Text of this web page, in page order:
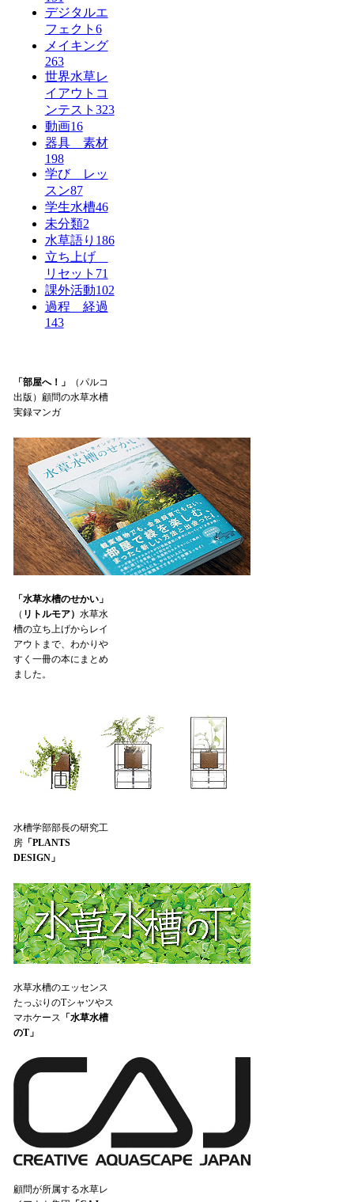
デジタルエ
フェクト 6
メイキング
263
世界水草レ
イアウトコ
ンテスト 323
動画16
器具 素材
198
学び レッ
スン87
学生水槽46
未分類2
水草語り 186
立ち上げ
リセット 71
課外活動102
過程 経過
143
「部屋へ！」
（パルコ
出版）顧問の水草水槽
実録マンガ
「水草水槽のせかい」
（ リトルモア） 水草水
槽の立ち上げからレイ
アウトまで、わかりや
すく一冊の本にまとめ
ました。
水槽学部部長の研究工
房「PLANTS
DESIGN」
水草水槽のエッセンス
たっぷりのTシャツやス
マホケース
「水草水槽
のT」
顧問が所属する水草レ